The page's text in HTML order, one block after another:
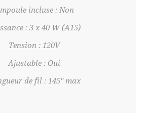
incluse : Non
: 3 x 40 W (A15)
Tension : 120V
Ajustable : Oui
de fil : 145" max